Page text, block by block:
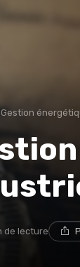
Gestion
de lecture